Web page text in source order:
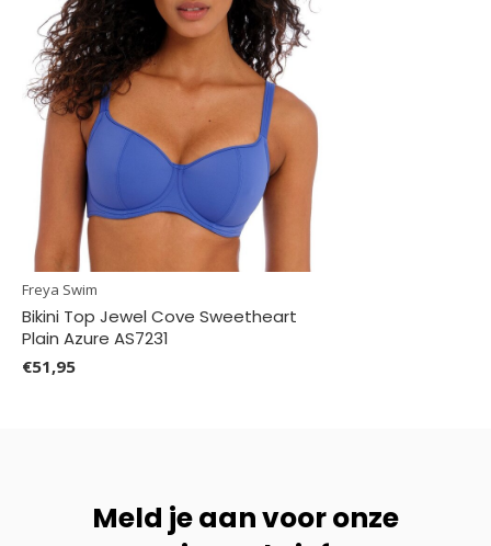
Freya Swim
Bikini Top Jewel Cove Sweetheart
Plain Azure AS7231
€51,95
Meld je aan voor onze